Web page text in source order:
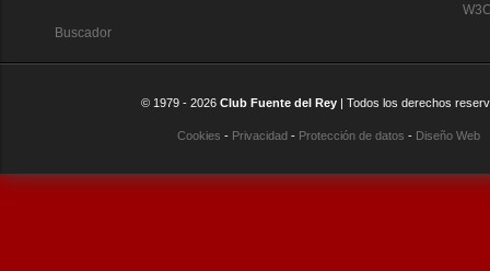
Buscador
© 1979 - 2026 Club Fuente del Rey| Todos los derechos
Cookies - Privacidad - Protección de datos - Diseño Web